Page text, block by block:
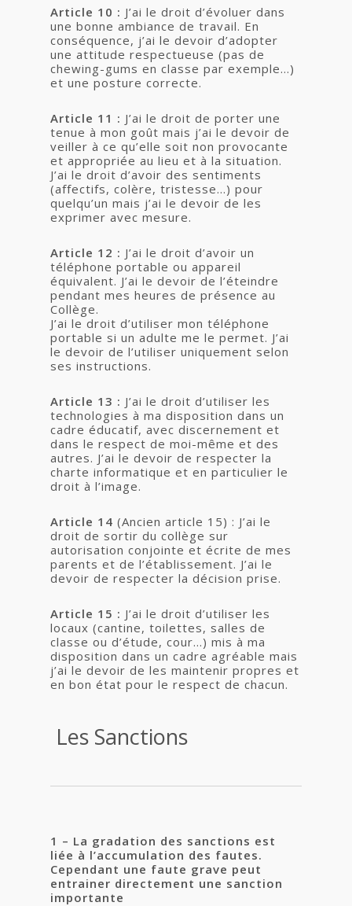
Article 10 : J’ai le droit d’évoluer dans
une bonne ambiance de travail. En
conséquence, j’ai le devoir d’adopter
une attitude respectueuse (pas de
chewing-gums en classe par exemple…)
et une posture correcte.
Article 11 : J’ai le droit de porter une
tenue à mon goût mais j’ai le devoir de
veiller à ce qu’elle soit non provocante
et appropriée au lieu et à la situation.
J’ai le droit d’avoir des sentiments
(affectifs, colère, tristesse…) pour
quelqu’un mais j’ai le devoir de les
exprimer avec mesure.
Article 12 : J’ai le droit d’avoir un
téléphone portable ou appareil
équivalent. J’ai le devoir de l’éteindre
pendant mes heures de présence au
Collège.
J’ai le droit d’utiliser mon téléphone
portable si un adulte me le permet. J’ai
le devoir de l’utiliser uniquement selon
ses instructions.
Article 13 : J’ai le droit d’utiliser les
technologies à ma disposition dans un
cadre éducatif, avec discernement et
dans le respect de moi-même et des
autres. J’ai le devoir de respecter la
charte informatique et en particulier le
droit à l’image.
Article 14 (Ancien article 15) : J’ai le
droit de sortir du collège sur
autorisation conjointe et écrite de mes
parents et de l’établissement. J’ai le
devoir de respecter la décision prise.
Article 15 : J’ai le droit d’utiliser les
locaux (cantine, toilettes, salles de
classe ou d’étude, cour…) mis à ma
disposition dans un cadre agréable mais
j’ai le devoir de les maintenir propres et
en bon état pour le respect de chacun.
Les Sanctions
1 – La gradation des sanctions est
liée à l’accumulation des fautes.
Cependant une faute grave peut
entrainer directement une sanction
importante